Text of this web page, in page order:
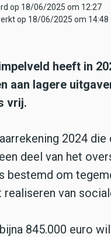
op 18/06/2025 om 12:27
op 18/06/2025 om 14:48
heeft in
aan lagere
vrij.
2024
deel van het
bestemd om
van
845.000 euro